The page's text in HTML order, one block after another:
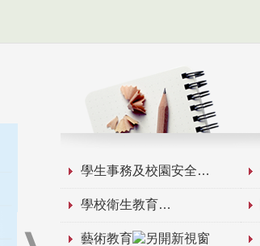
學生事務及校園安全
學校衛生教育
藝術教育